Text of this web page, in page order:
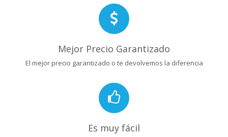
Mejor Precio Garantizado
El mejor precio garantizado o te devolvemos la diferencia
Es muy fácil